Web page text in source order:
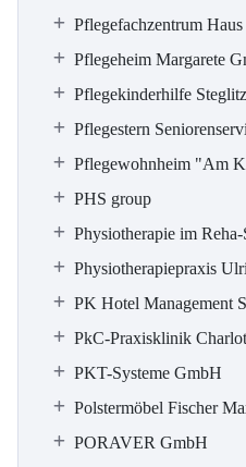
Pflegefachzentrum Haus
Pflegeheim Margarete
Pflegekinderhilfe
Pflegestern
Pflegewohnheim "Am
PHS group
Physiotherapie im
Physiotherapiepraxis
PK Hotel Management
PkC-Praxisklinik
PKT-Systeme GmbH
Polstermöbel Fischer
PORAVER GmbH